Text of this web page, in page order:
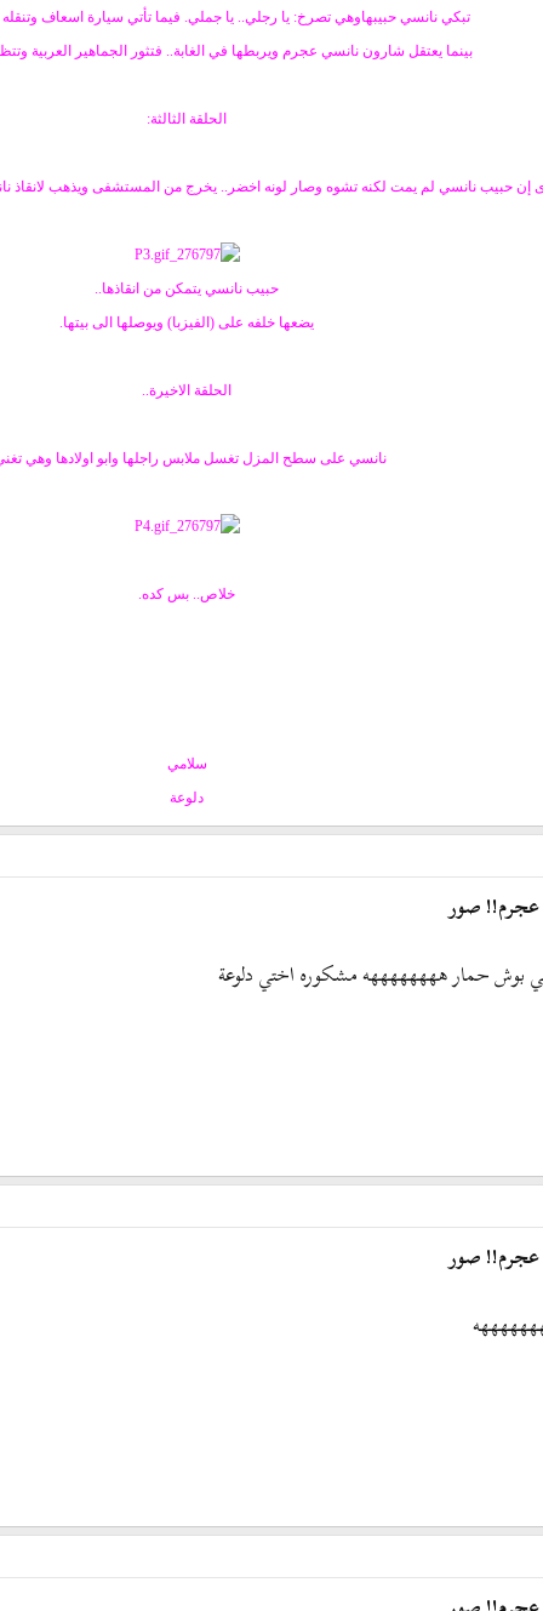
تبكي نانسي حبيبهاوهي تصرخ: يا رجلي.. يا جملي. فيما تأتي سيارة اسعاف
بينما يعتقل شارون نانسي عجرم ويربطها في الغابة.. فتثور الجماهير العربية
الحلقة الثالثة:
إن حبيب نانسي لم يمت لكنه تشوه وصار لونه اخضر.. يخرج من المستشفى ويذهب لانقاذ
حبيب نانسي يتمكن من انقاذها..
يضعها خلفه على (الفيزبا) ويوصلها الى بيتها.
الحلقة الاخيرة..
نانسي على سطح المزل تغسل ملابس راجلها وابو اولادها وهي
خلاص.. بس كده.
سلامي
دلوعة
عجرم!! صور
عجرم!! صور